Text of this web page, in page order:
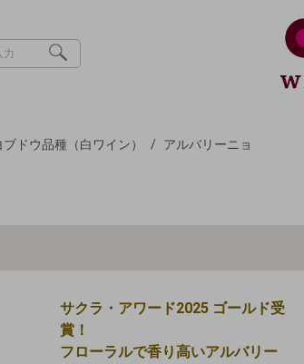
ブドウ品種（白ワイン） アルバリーニョ
サクラ・アワード2025 ゴールド受
賞！
フローラルで香り高いアルバリー